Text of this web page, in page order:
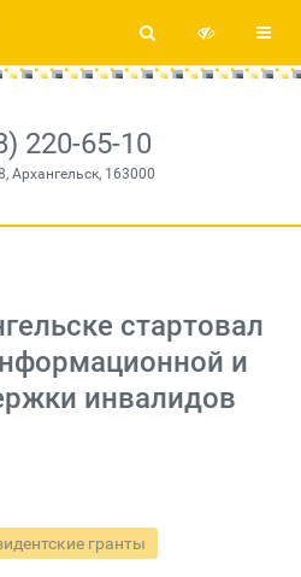
220-65-10
Архангельск, 163000
стартовал
и
инвалидов
гранты